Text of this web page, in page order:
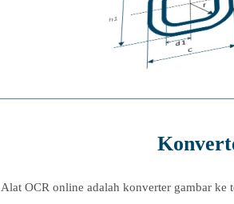
Alat OCR online adalah konverter gambar ke